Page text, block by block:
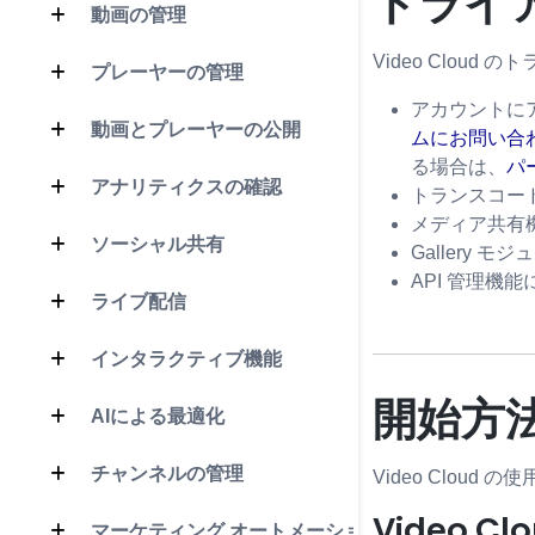
動画の管理
プレーヤーの管理
動画とプレーヤーの公開
アナリティクスの確認
ソーシャル共有
ライブ配信
インタラクティブ機能
AIによる最適化
チャンネルの管理
マーケティング オートメーション 1.0
Video Cloud のト
アカウントに
ムにお問い合
る場合は、 パ
トランスコ
メディア共有
Gallery モジ
API 管理機能
開始方
Video Cloud の使